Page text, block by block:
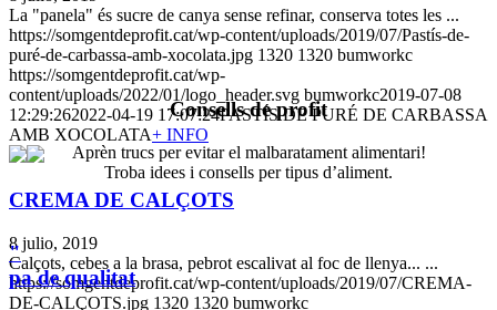
La "panela" és sucre de canya sense refinar, conserva totes les ...
https://somgentdeprofit.cat/wp-content/uploads/2019/07/Pastís-de-
puré-de-carbassa-amb-xocolata.jpg 1320 1320 bumworkc
https://somgentdeprofit.cat/wp-
content/uploads/2022/01/logo_header.svg bumworkc2019-07-08
12:29:262022-04-19 17:07:24PASTÍS DE PURÉ DE CARBASSA
AMB XOCOLATA+ INFO
CREMA DE CALÇOTS
8 julio, 2019
Calçots, cebes a la brasa, pebrot escalivat al foc de llenya... ...
https://somgentdeprofit.cat/wp-content/uploads/2019/07/CREMA-
DE-CALÇOTS.jpg 1320 1320 bumworkc
Consells de profit
Aprèn trucs per evitar el malbaratament alimentari!
Troba idees i consells per tipus d’aliment.
"
pa de qualitat